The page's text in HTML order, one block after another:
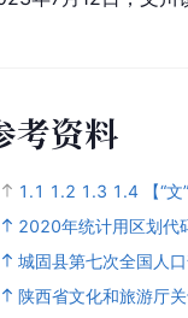
考资料
1.1 1.2 1.3 1.4
【“
2020年统计用区划代
城固县第七次全国人
陕西省文化和旅游厅